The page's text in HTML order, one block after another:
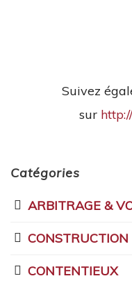
Suivez
sur
Catégories
ARBITRAGE &
CONTENTIEUX